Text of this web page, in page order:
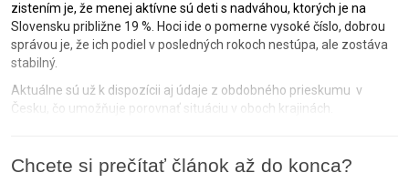
zistením je, že menej aktívne sú deti s nadváhou, ktorých je na
Slovensku približne 19 %. Hoci ide o pomerne vysoké číslo, dobrou
správou je, že ich podiel v posledných rokoch nestúpa, ale zostáva
stabilný.
Aktuálne sú už k dispozícii aj údaje z obdobného prieskumu v
Česku, čo umožňuje porovnať situáciu v oboch krajinách.
Chcete si prečítať článok až do konca?